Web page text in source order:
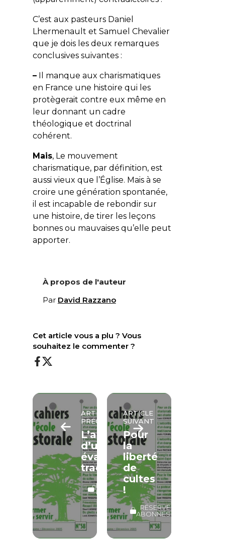
C’est aux pasteurs Daniel
Lhermenault et Samuel Chevalier
que je dois les deux remarques
conclusives suivantes :
–Il manque aux charismatiques
en France une histoire qui les
protègerait contre eux même en
leur donnant un cadre
théologique et doctrinal
cohérent.
Mais, Le mouvement
charismatique, par définition, est
aussi vieux que l’Église. Mais à se
croire une génération spontanée,
il est incapable de rebondir sur
une histoire, de tirer les leçons
bonnes ou mauvaises qu’elle peut
apporter.
À propos de l'auteur
Par David Razzano
Cet article vous a plu ? Vous
souhaitez le commenter ?
ARTICLE
PRÉCÉDENT
L’autocritique
d’un
évangélique
traditionnel
LECTURE
LIBRE
ARTICLE
SUIVANT
Pour
la
liberté
de
cultes
!
RÉSERVÉ
ABONNÉS